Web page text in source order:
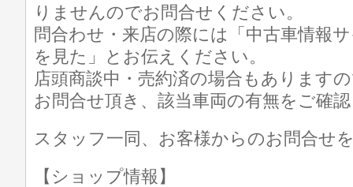
りませんのでお問合せください。
問合わせ・来店の際には「中古車情報
を見た」とお伝えください。
店頭商談中・売約済の場合もあります
お問合せ頂き、該当車両の有無をご確
スタッフ一同、お客様からのお問合せ
【ショップ情報】